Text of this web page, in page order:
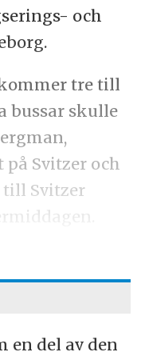
och
tre till
bussar skulle
Svitzer och
till Svitzer
en del av den